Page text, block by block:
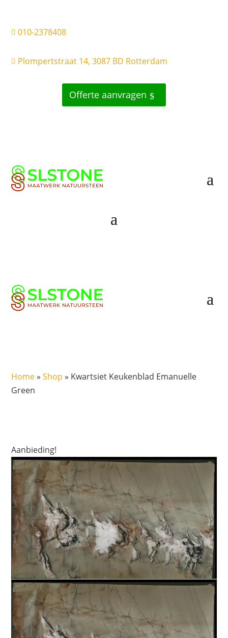
 010-2378408
 Plompertstraat 14, 3087 BD Rotterdam
Offerte aanvragen
Home»Shop » Kwartsiet Keukenblad Emanuelle
Green
Aanbieding!